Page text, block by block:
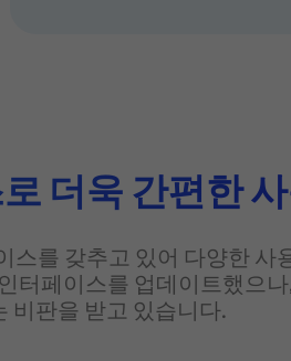
더욱 간편한
스를 갖추고 있어 다양한 사
터페이스를 업데이트했으
비판을 받고 있습니다.